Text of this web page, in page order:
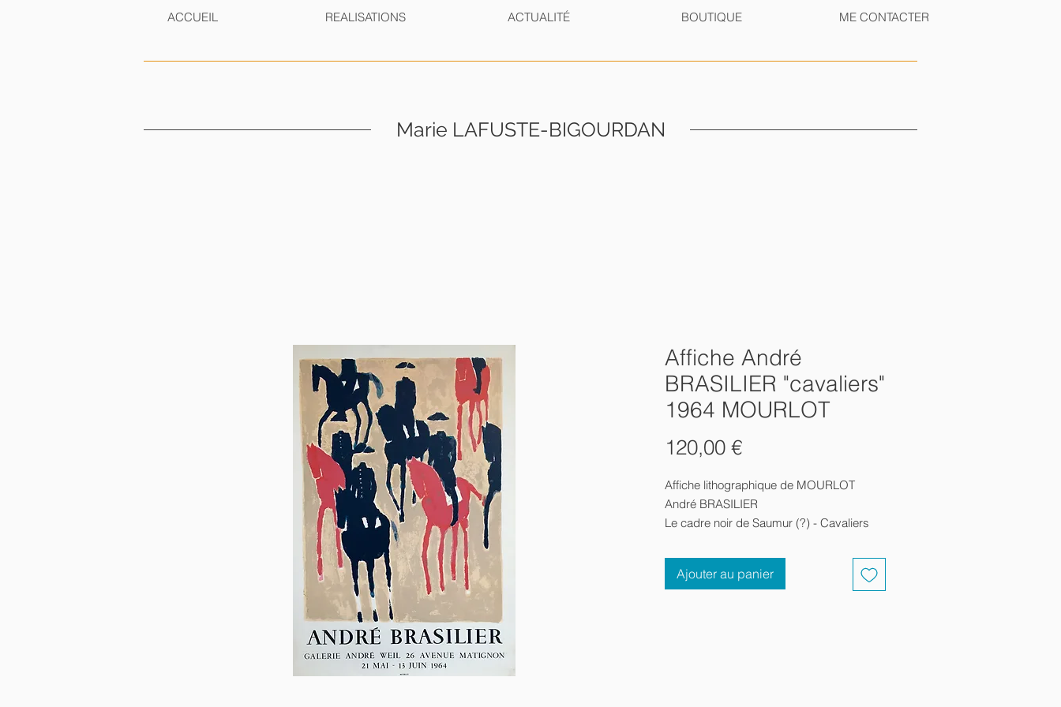
ACCUEIL REALISATIONS ACTUALITÉ BOUTIQUE ME CONTACTER
Marie LAFUSTE-BIGOURDAN
Affiche André
BRASILIER "cavaliers"
1964 MOURLOT
120,00 €Prix
Affiche lithographique de MOURLOT
André BRASILIER
Le cadre noir de Saumur (?) - Cavaliers
Galerie André WEIL
nota: petite déchirure hors image coté haut
Ajouter au panier